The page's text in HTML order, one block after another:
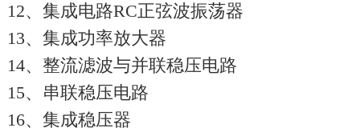
12、集成电路RC正弦波振荡器
13、集成功率放大器
14、整流滤波与并联稳压电路
15、串联稳压电路
16、集成稳压器